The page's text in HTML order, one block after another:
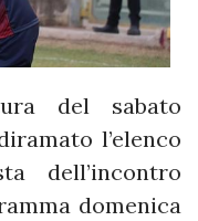
del sabato
l’elenco
dell’incontro
domenica